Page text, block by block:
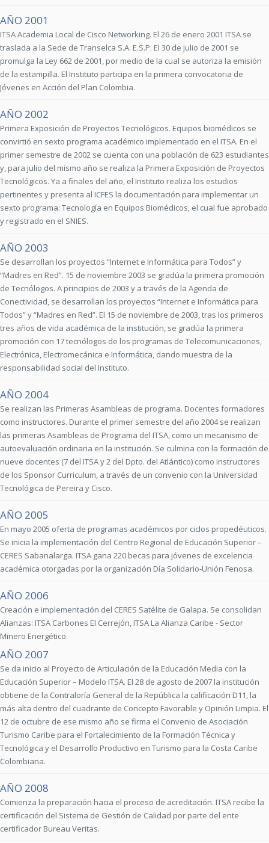
AÑO 2001
ITSA Academia Local de Cisco Networking. El 26 de enero 2001 ITSA se
traslada a la Sede de Transelca S.A. E.S.P. El 30 de julio de 2001 se
promulga la Ley 662 de 2001, por medio de la cual se autoriza la emisión
de la estampilla. El Instituto participa en la primera convocatoria de
Jóvenes en Acción del Plan Colombia.
AÑO 2002
Primera Exposición de Proyectos Tecnológicos. Equipos biomédicos se
convirtió en sexto programa académico implementado en el ITSA. En el
primer semestre de 2002 se cuenta con una población de 623 estudiantes
y, para julio del mismo año se realiza la Primera Exposición de Proyectos
Tecnológicos. Ya a finales del año, el Instituto realiza los estudios
pertinentes y presenta al ICFES la documentación para implementar un
sexto programa: Tecnología en Equipos Biomédicos, el cual fue aprobado
y registrado en el SNIES.
AÑO 2003
Se desarrollan los proyectos “Internet e Informática para Todos” y
“Madres en Red”. 15 de noviembre 2003 se gradúa la primera promoción
de Tecnólogos. A principios de 2003 y a través de la Agenda de
Conectividad, se desarrollan los proyectos “Internet e Informática para
Todos” y “Madres en Red”. El 15 de noviembre de 2003, tras los primeros
tres años de vida académica de la institución, se gradúa la primera
promoción con 17 tecnólogos de los programas de Telecomunicaciones,
Electrónica, Electromecánica e Informática, dando muestra de la
responsabilidad social del Instituto.
AÑO 2004
Se realizan las Primeras Asambleas de programa. Docentes formadores
como instructores. Durante el primer semestre del año 2004 se realizan
las primeras Asambleas de Programa del ITSA, como un mecanismo de
autoevaluación ordinaria en la institución. Se culmina con la formación de
nueve docentes (7 del ITSA y 2 del Dpto. del Atlántico) como instructores
de los Sponsor Curriculum, a través de un convenio con la Universidad
Tecnológica de Pereira y Cisco.
AÑO 2005
En mayo 2005 oferta de programas académicos por ciclos propedéuticos.
Se inicia la implementación del Centro Regional de Educación Superior –
CERES Sabanalarga. ITSA gana 220 becas para jóvenes de excelencia
académica otorgadas por la organización Día Solidario-Unión Fenosa.
AÑO 2006
Creación e implementación del CERES Satélite de Galapa. Se consolidan
Alianzas: ITSA Carbones El Cerrejón, ITSA La Alianza Caribe - Sector
Minero Energético.
AÑO 2007
Se da inicio al Proyecto de Articulación de la Educación Media con la
Educación Superior – Modelo ITSA. El 28 de agosto de 2007 la institución
obtiene de la Contraloría General de la República la calificación D11, la
más alta dentro del cuadrante de Concepto Favorable y Opinión Limpia. El
12 de octubre de ese mismo año se firma el Convenio de Asociación
Turismo Caribe para el Fortalecimiento de la Formación Técnica y
Tecnológica y el Desarrollo Productivo en Turismo para la Costa Caribe
Colombiana.
AÑO 2008
Comienza la preparación hacia el proceso de acreditación. ITSA recibe la
certificación del Sistema de Gestión de Calidad por parte del ente
certificador Bureau Veritas.